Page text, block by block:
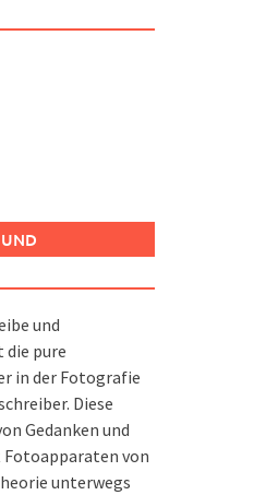
und
pure
in der Fotografie
Diese
Gedanken und
von
unterwegs